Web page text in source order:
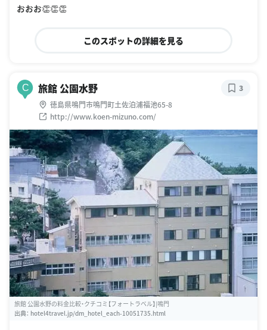
おおお👏👏👏
このスポットの詳細を見る
C 旅館 公園水野
徳島県鳴門市鳴門町土佐泊浦福池65-8
http://www.koen-mizuno.com/
3
旅館 公園水野の料金比較・クチコミ【フォートラベル】|鳴門
出典： hotel4travel.jp/dm_hotel_each-10051735.html